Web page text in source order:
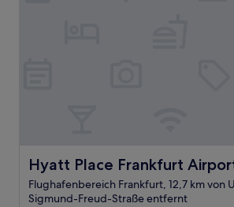
Hyatt Place Frankfurt
Hyatt Place Frankfurt Airport
Flughafenbereich Frankfurt, 12,7 km von
Sigmund-Freud-Straße entfernt